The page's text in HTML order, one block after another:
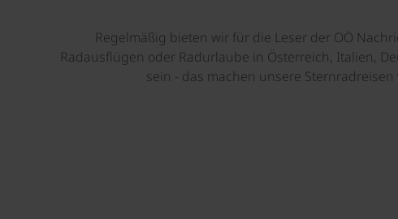
Regelmäßig bieten wir für die Leser der OÖ
Radausflügen oder Radurlaube in Österreich, Italien,
sein - das machen unsere